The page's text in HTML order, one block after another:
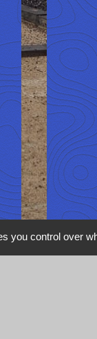
you control over